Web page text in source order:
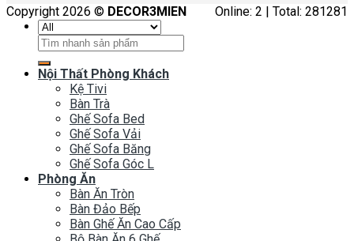
Online: 2 | Total: 281281
Copyright 2026 © DECOR3MIEN
Tìm
Nội Thất Phòng Khách
Kệ Tivi
Bàn Trà
Ghế Sofa Bed
Ghế Sofa Vải
Ghế Sofa Băng
Ghế Sofa Góc L
Phòng Ăn
Bàn Ăn Tròn
Bàn Đảo Bếp
Bàn Ghế Ăn Cao Cấp